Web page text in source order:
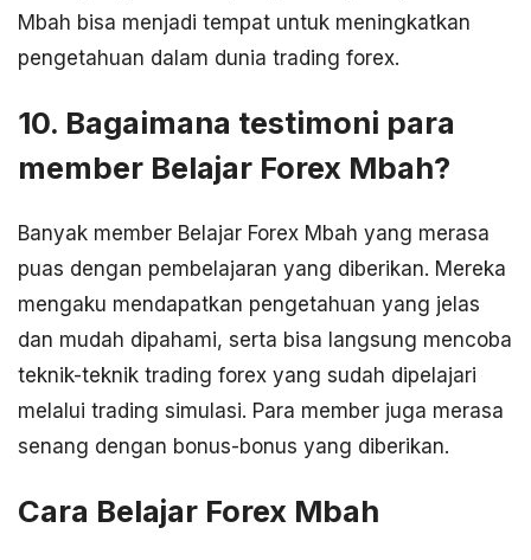
Mbah bisa menjadi tempat untuk meningkatkan
pengetahuan dalam dunia trading forex.
10. Bagaimana testimoni para
member Belajar Forex Mbah?
Banyak member Belajar Forex Mbah yang merasa
puas dengan pembelajaran yang diberikan. Mereka
mengaku mendapatkan pengetahuan yang jelas
dan mudah dipahami, serta bisa langsung mencoba
teknik-teknik trading forex yang sudah dipelajari
melalui trading simulasi. Para member juga merasa
senang dengan bonus-bonus yang diberikan.
Cara Belajar Forex Mbah